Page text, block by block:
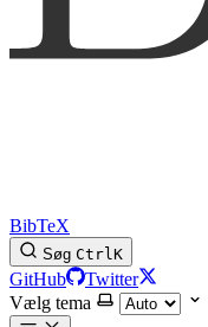
BibTeX
Søg CtrlK
GitHub
Twitter
Vælg tema